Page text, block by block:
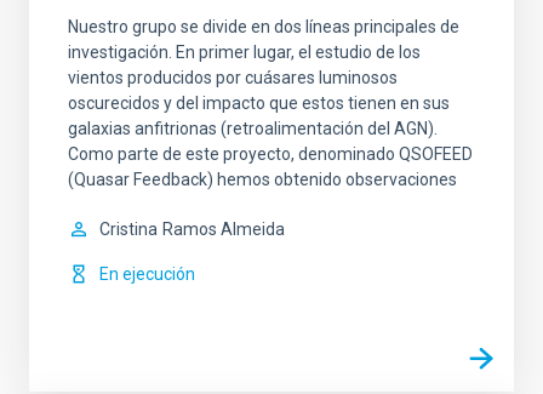
Nuestro grupo se divide en dos líneas principales de
investigación. En primer lugar, el estudio de los
vientos producidos por cuásares luminosos
oscurecidos y del impacto que estos tienen en sus
galaxias anfitrionas (retroalimentación del AGN).
Como parte de este proyecto, denominado QSOFEED
(Quasar Feedback) hemos obtenido observaciones
Cristina Ramos Almeida
En ejecución